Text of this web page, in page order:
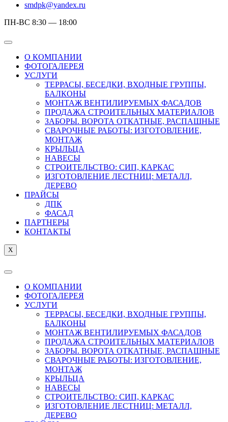
smdpk@yandex.ru
ПН-ВС 8:30 — 18:00
О КОМПАНИИ
ФОТОГАЛЕРЕЯ
УСЛУГИ
ТЕРРАСЫ, БЕСЕДКИ, ВХОДНЫЕ ГРУППЫ,
БАЛКОНЫ
МОНТАЖ ВЕНТИЛИРУЕМЫХ ФАСАДОВ
ПРОДАЖА СТРОИТЕЛЬНЫХ МАТЕРИАЛОВ
ЗАБОРЫ. ВОРОТА ОТКАТНЫЕ, РАСПАШНЫЕ
СВАРОЧНЫЕ РАБОТЫ: ИЗГОТОВЛЕНИЕ,
МОНТАЖ
КРЫЛЬЦА
НАВЕСЫ
СТРОИТЕЛЬСТВО: СИП, КАРКАС
ИЗГОТОВЛЕНИЕ ЛЕСТНИЦ: МЕТАЛЛ,
ДЕРЕВО
ПРАЙСЫ
ДПК
ФАСАД
ПАРТНЕРЫ
КОНТАКТЫ
X
О КОМПАНИИ
ФОТОГАЛЕРЕЯ
УСЛУГИ
ТЕРРАСЫ, БЕСЕДКИ, ВХОДНЫЕ ГРУППЫ,
БАЛКОНЫ
МОНТАЖ ВЕНТИЛИРУЕМЫХ ФАСАДОВ
ПРОДАЖА СТРОИТЕЛЬНЫХ МАТЕРИАЛОВ
ЗАБОРЫ. ВОРОТА ОТКАТНЫЕ, РАСПАШНЫЕ
СВАРОЧНЫЕ РАБОТЫ: ИЗГОТОВЛЕНИЕ,
МОНТАЖ
КРЫЛЬЦА
НАВЕСЫ
СТРОИТЕЛЬСТВО: СИП, КАРКАС
ИЗГОТОВЛЕНИЕ ЛЕСТНИЦ: МЕТАЛЛ,
ДЕРЕВО